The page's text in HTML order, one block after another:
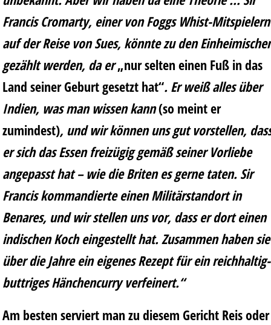
Francis Cromarty, einer von Foggs Whist-Mitspielern
auf der Reise von Sues, könnte zu den
gezählt werden, da er„nur selten einen Fuß in das
Land seiner Geburt gesetzt hat“. Er weiß alles über
Indien, was man wissen kann(so meint er
zumindest), und wir können uns gut vorstellen,
er sich das Essen freizügig gemäß seiner Vorliebe
angepasst hat – wie die Briten es gerne taten. Sir
Francis kommandierte einen Militärstandort in
Benares, und wir stellen uns vor, dass er dort einen
indischen Koch eingestellt hat. Zusammen haben sie
über die Jahre ein eigenes Rezept für ein reichhaltig-
buttriges Hänchencurry verfeinert.“
Am besten serviert man zu diesem Gericht Reis oder